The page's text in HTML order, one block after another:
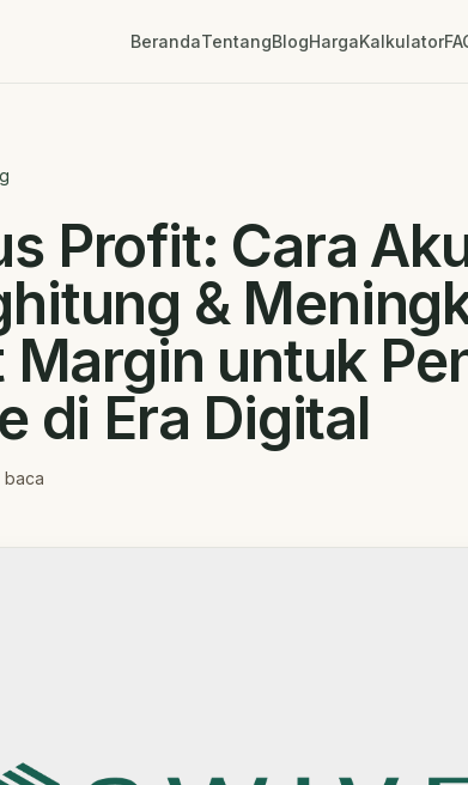
BerandaTentangBlogHargaKalkulator
Profit: Cara
&
Margin untuk
di Era Digital
baca